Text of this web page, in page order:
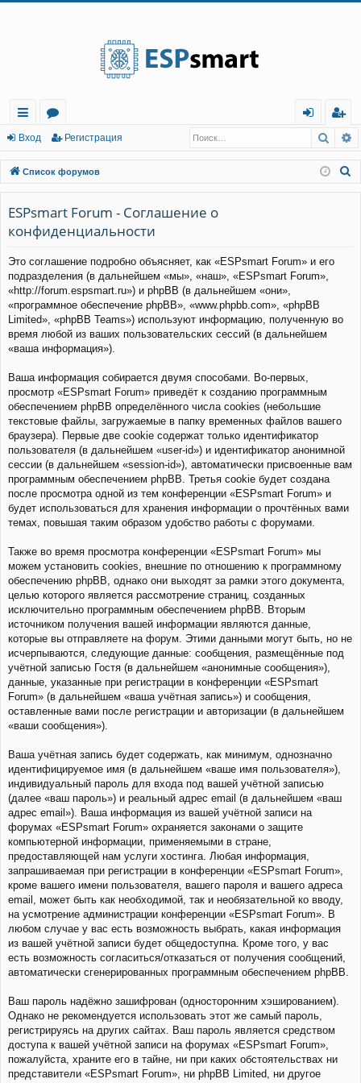
с
ы
лк
и
о
ру
м
ы
д
г
ис
тр
Вход Регистрация
Список форумов
ESPsmart Forum - Соглашение о
конфиденциальности
Это соглашение подробно объясняет, как «ESPsmart Forum» и его
подразделения (в дальнейшем «мы», «наш», «ESPsmart Forum»,
«http://forum.espsmart.ru») и phpBB (в дальнейшем «они»,
«программное обеспечение phpBB», «www.phpbb.com», «phpBB
Limited», «phpBB Teams») используют информацию, полученную во
время любой из ваших пользовательских сессий (в дальнейшем
«ваша информация»).
Ваша информация собирается двумя способами. Во-первых,
просмотр «ESPsmart Forum» приведёт к созданию программным
обеспечением phpBB определённого числа cookies (небольшие
текстовые файлы, загружаемые в папку временных файлов вашего
браузера). Первые две cookie содержат только идентификатор
пользователя (в дальнейшем «user-id») и идентификатор анонимной
сессии (в дальнейшем «session-id»), автоматически присвоенные вам
программным обеспечением phpBB. Третья cookie будет создана
после просмотра одной из тем конференции «ESPsmart Forum» и
будет использоваться для хранения информации о прочтённых вами
темах, повышая таким образом удобство работы с форумами.
Также во время просмотра конференции «ESPsmart Forum» мы
можем установить cookies, внешние по отношению к программному
обеспечению phpBB, однако они выходят за рамки этого документа,
целью которого является рассмотрение страниц, созданных
исключительно программным обеспечением phpBB. Вторым
источником получения вашей информации являются данные,
которые вы отправляете на форум. Этими данными могут быть, но не
исчерпываются, следующие данные: сообщения, размещённые под
учётной записью Гостя (в дальнейшем «анонимные сообщения»),
данные, указанные при регистрации в конференции «ESPsmart
Forum» (в дальнейшем «ваша учётная запись») и сообщения,
оставленные вами после регистрации и авторизации (в дальнейшем
«ваши сообщения»).
Ваша учётная запись будет содержать, как минимум, однозначно
идентифицируемое имя (в дальнейшем «ваше имя пользователя»),
индивидуальный пароль для входа под вашей учётной записью
(далее «ваш пароль») и реальный адрес email (в дальнейшем «ваш
адрес email»). Ваша информация из вашей учётной записи на
форумах «ESPsmart Forum» охраняется законами о защите
компьютерной информации, применяемыми в стране,
предоставляющей нам услуги хостинга. Любая информация,
запрашиваемая при регистрации в конференции «ESPsmart Forum»,
кроме вашего имени пользователя, вашего пароля и вашего адреса
email, может быть как необходимой, так и необязательной ко вводу,
на усмотрение администрации конференции «ESPsmart Forum». В
любом случае у вас есть возможность выбрать, какая информация
из вашей учётной записи будет общедоступна. Кроме того, у вас
есть возможность согласиться/отказаться от получения сообщений,
автоматически сгенерированных программным обеспечением phpBB.
Ваш пароль надёжно зашифрован (односторонним хэшированием).
Однако не рекомендуется использовать этот же самый пароль,
регистрируясь на других сайтах. Ваш пароль является средством
доступа к вашей учётной записи на форумах «ESPsmart Forum»,
пожалуйста, храните его в тайне, ни при каких обстоятельствах ни
представители «ESPsmart Forum», ни phpBB Limited, ни другое